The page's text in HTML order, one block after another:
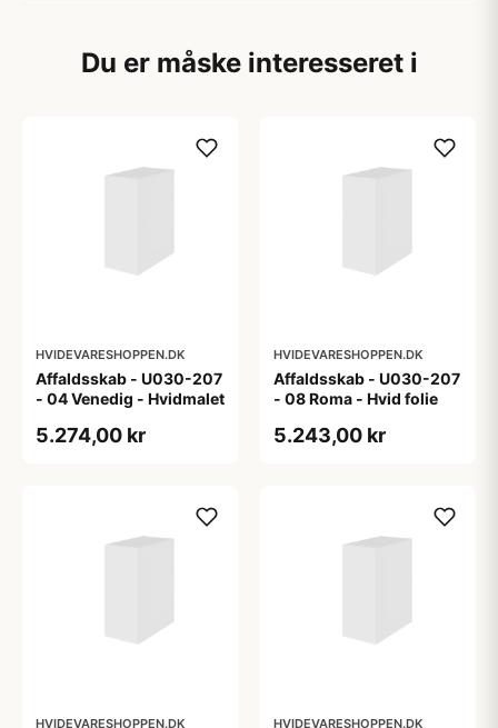
Du er måske interesseret i
HVIDEVARESHOPPEN.DK
Affaldsskab - U030-207
- 04 Venedig - Hvidmalet
5.274,00 kr
HVIDEVARESHOPPEN.DK
Affaldsskab - U030-207
- 08 Roma - Hvid folie
5.243,00 kr
HVIDEVARESHOPPEN.DK HVIDEVARESHOPPEN.DK